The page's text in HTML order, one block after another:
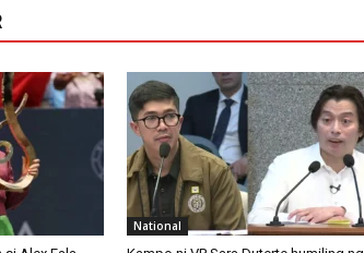
National